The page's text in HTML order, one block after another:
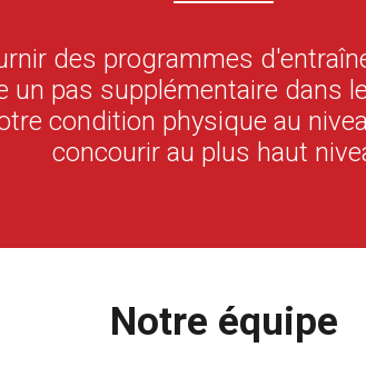
des programmes
pas supplémentaire dans
condition physique au
concourir au plus haut
Notre équipe